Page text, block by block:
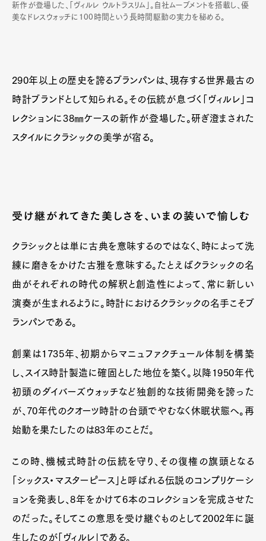
新作が登場した、「ヴィルレ ウルトラスリム」。自社ムーブメントを搭載し、優
美なドレスウォッチに100時間という長時間駆動の実力を秘める。
290年以上の歴史を誇るブランパンは、現存する世界最古の
時計ブランドとして知られる。その伝統が息づく「ヴィルレ」コ
レクションに38㎜ケースの新作が登場した。研ぎ澄まされた
スタイルにクラシックの美学が宿る。
受け継がれてきた美しさを、いまの装いで愉しむ
クラシックとは単に古典を意味するのではなく、時によって洗
練に磨きをかけた古雅を意味する。たとえばクラシックの名
曲がそれぞれの時代の解釈と創造性によって、常に新しい
演奏が生まれるように。時計におけるクラシックの名手こそブ
ランパンである。
創業は1735年、初期からマニュファクチュール体制を構築
し、スイス時計製造に確固とした地位を築く。以降1950年代
初頭のダイバーズウォッチなど独創的な技術開発を誇った
が、70年代のクオーツ時計の台頭でやむなく休眠状態へ。再
始動を果たしたのは83年のことだ。
この時、機械式時計の伝統を守り、その復権の旗頭となる
「シックス・マスターピース」と呼ばれる伝説のコンプリケーシ
ョンを発表し、8年をかけて6本のコレクションを完成させた
のだった。そしてこの意思を受け継ぐものとして2002年に誕
生したのが「ヴィルレ」である。